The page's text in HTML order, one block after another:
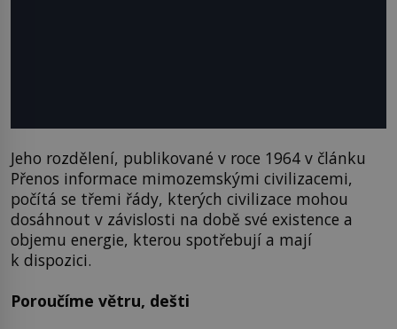
Jeho rozdělení, publikované v roce 1964 v článku
Přenos informace mimozemskými civilizacemi,
počítá se třemi řády, kterých civilizace mohou
dosáhnout v závislosti na době své existence a
objemu energie, kterou spotřebují a mají
k dispozici.
Poroučíme větru, dešti